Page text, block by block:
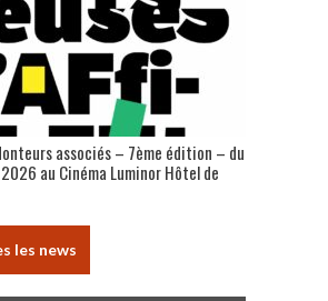
associés – 7ème édition – du
au Cinéma Luminor Hôtel de
les news